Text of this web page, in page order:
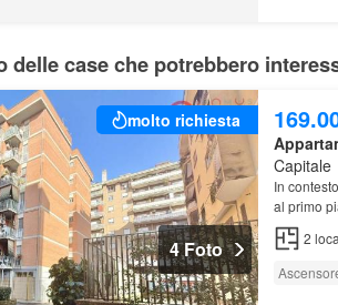
delle case che potrebbero
molto richiesta
4 Foto
Capitale
In
al primo
2